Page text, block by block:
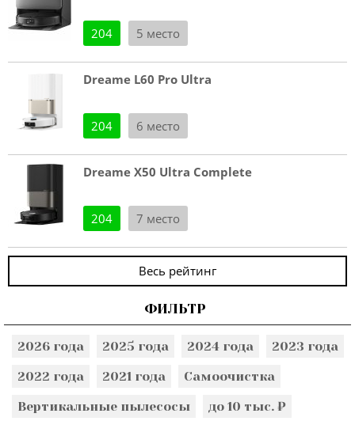
204 5 место
Dreame L60 Pro Ultra
204 6 место
Dreame X50 Ultra Complete
204 7 место
Весь рейтинг
ФИЛЬТР
2026 года 2025 года 2024 года
2023 года
2022 года
2021 года
Самоочистка
Вертикальные пылесосы
до 10 тыс. ₽